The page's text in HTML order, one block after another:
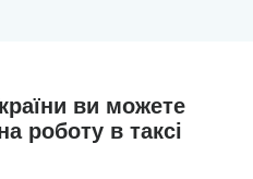
ви можете
роботу в таксі